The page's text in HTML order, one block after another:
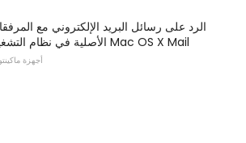
الرد على رسائل البريد الإلكتروني مع
الأصلية في نظام التشغيل Mac OS X Mail
أجهزة